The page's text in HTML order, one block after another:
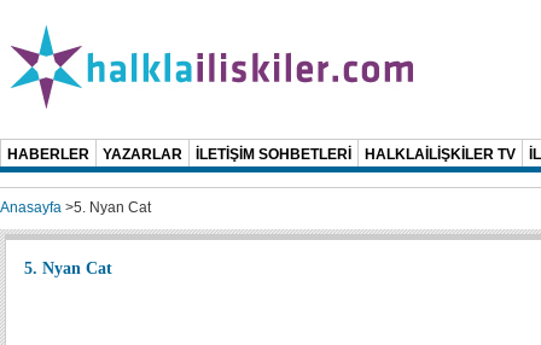
HABERLER YAZARLAR İLETİŞİM SOHBETLERİ HALKLAİLİŞKİLER TV
Anasayfa >5. Nyan Cat
5. Nyan Cat